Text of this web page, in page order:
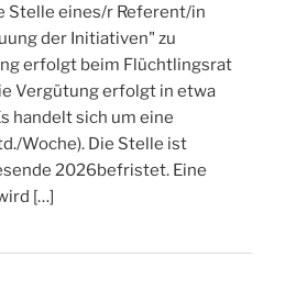
Stelle eines/r Referent/in
der Initiativen" zu
erfolgt beim Flüchtlingsrat
Vergütung erfolgt in etwa
handelt sich um eine
Woche). Die Stelle ist
2026befristet. Eine
[…]